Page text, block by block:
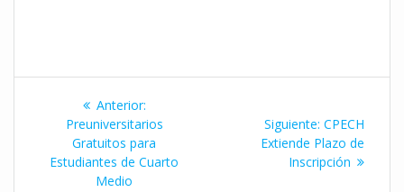
Navegación
entradas
Anterior:Entrada
anterior:
Preuniversitarios
Gratuitos para
Estudiantes de Cuarto
Medio
Siguiente: Siguiente
entrada:
CPECH
Extiende Plazo de
Inscripción